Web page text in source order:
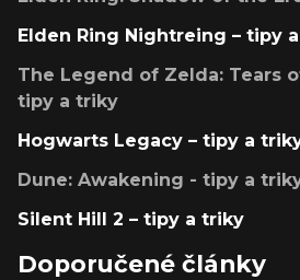
Elden Ring Nightreing – tipy
The Legend of Zelda: Tears
tipy a triky
Hogwarts Legacy – tipy a
Dune: Awakening - tipy a
Silent Hill 2 – tipy a triky
Doporučené články